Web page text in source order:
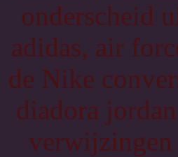
onderscheid
adidas, air
de Nike
diadora